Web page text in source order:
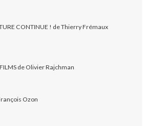
CONTINUE ! de Thierry Frémaux
FILMS de Olivier Rajchman
Ozon